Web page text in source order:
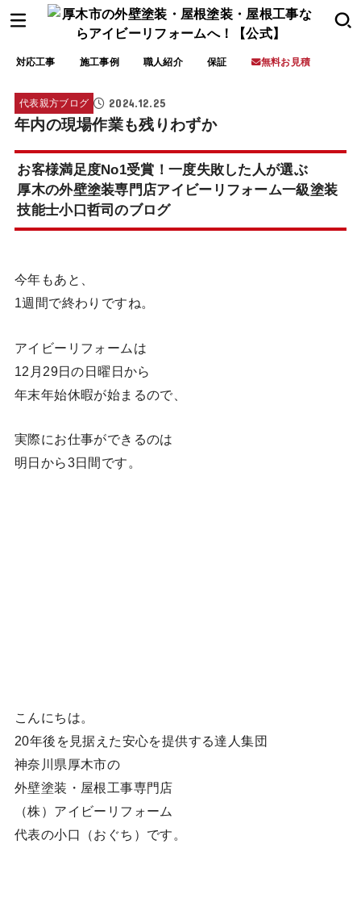
対応工事 施工事例 職人紹介 保証 無料お見積
代表親方ブログ 2024.12.25
年内の現場作業も残りわずか
お客様満足度No1受賞！一度失敗した人が選ぶ
厚木の外壁塗装専門店アイビーリフォーム一級塗装
技能士小口哲司のブログ
今年もあと、
1週間で終わりですね。
アイビーリフォームは
12月29日の日曜日から
年末年始休暇が始まるので、
実際にお仕事ができるのは
明日から3日間です。
こんにちは。
20年後を見据えた安心を提供する達人集団
神奈川県厚木市の
外壁塗装・屋根工事専門店
（株）アイビーリフォーム
代表の小口（おぐち）です。